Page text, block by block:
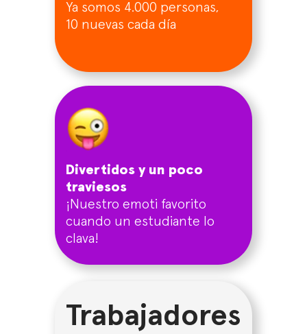
Ya somos 4.000 personas,
10 nuevas cada día
Divertidos y un poco
traviesos
¡Nuestro emoti favorito
cuando un estudiante lo
clava!
Trabajadores